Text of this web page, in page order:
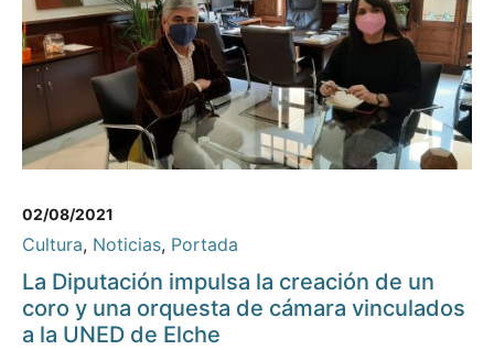
02/08/2021
Cultura, Noticias, Portada
La Diputación impulsa la creación de un
coro y una orquesta de cámara vinculados
a la UNED de Elche